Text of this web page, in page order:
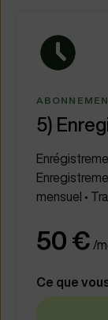
5)
mensuel •
50 €/
Ce que